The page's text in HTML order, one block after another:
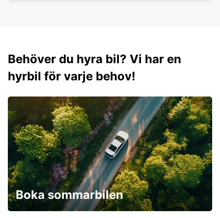
Behöver du hyra bil? Vi har en
hyrbil för varje behov!
Boka sommarbilen